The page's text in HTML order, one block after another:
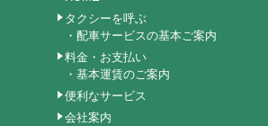
タクシーを呼ぶ
配車サービスの基本ご案内
料金・お支払い
基本運賃のご案内
便利なサービス
会社案内